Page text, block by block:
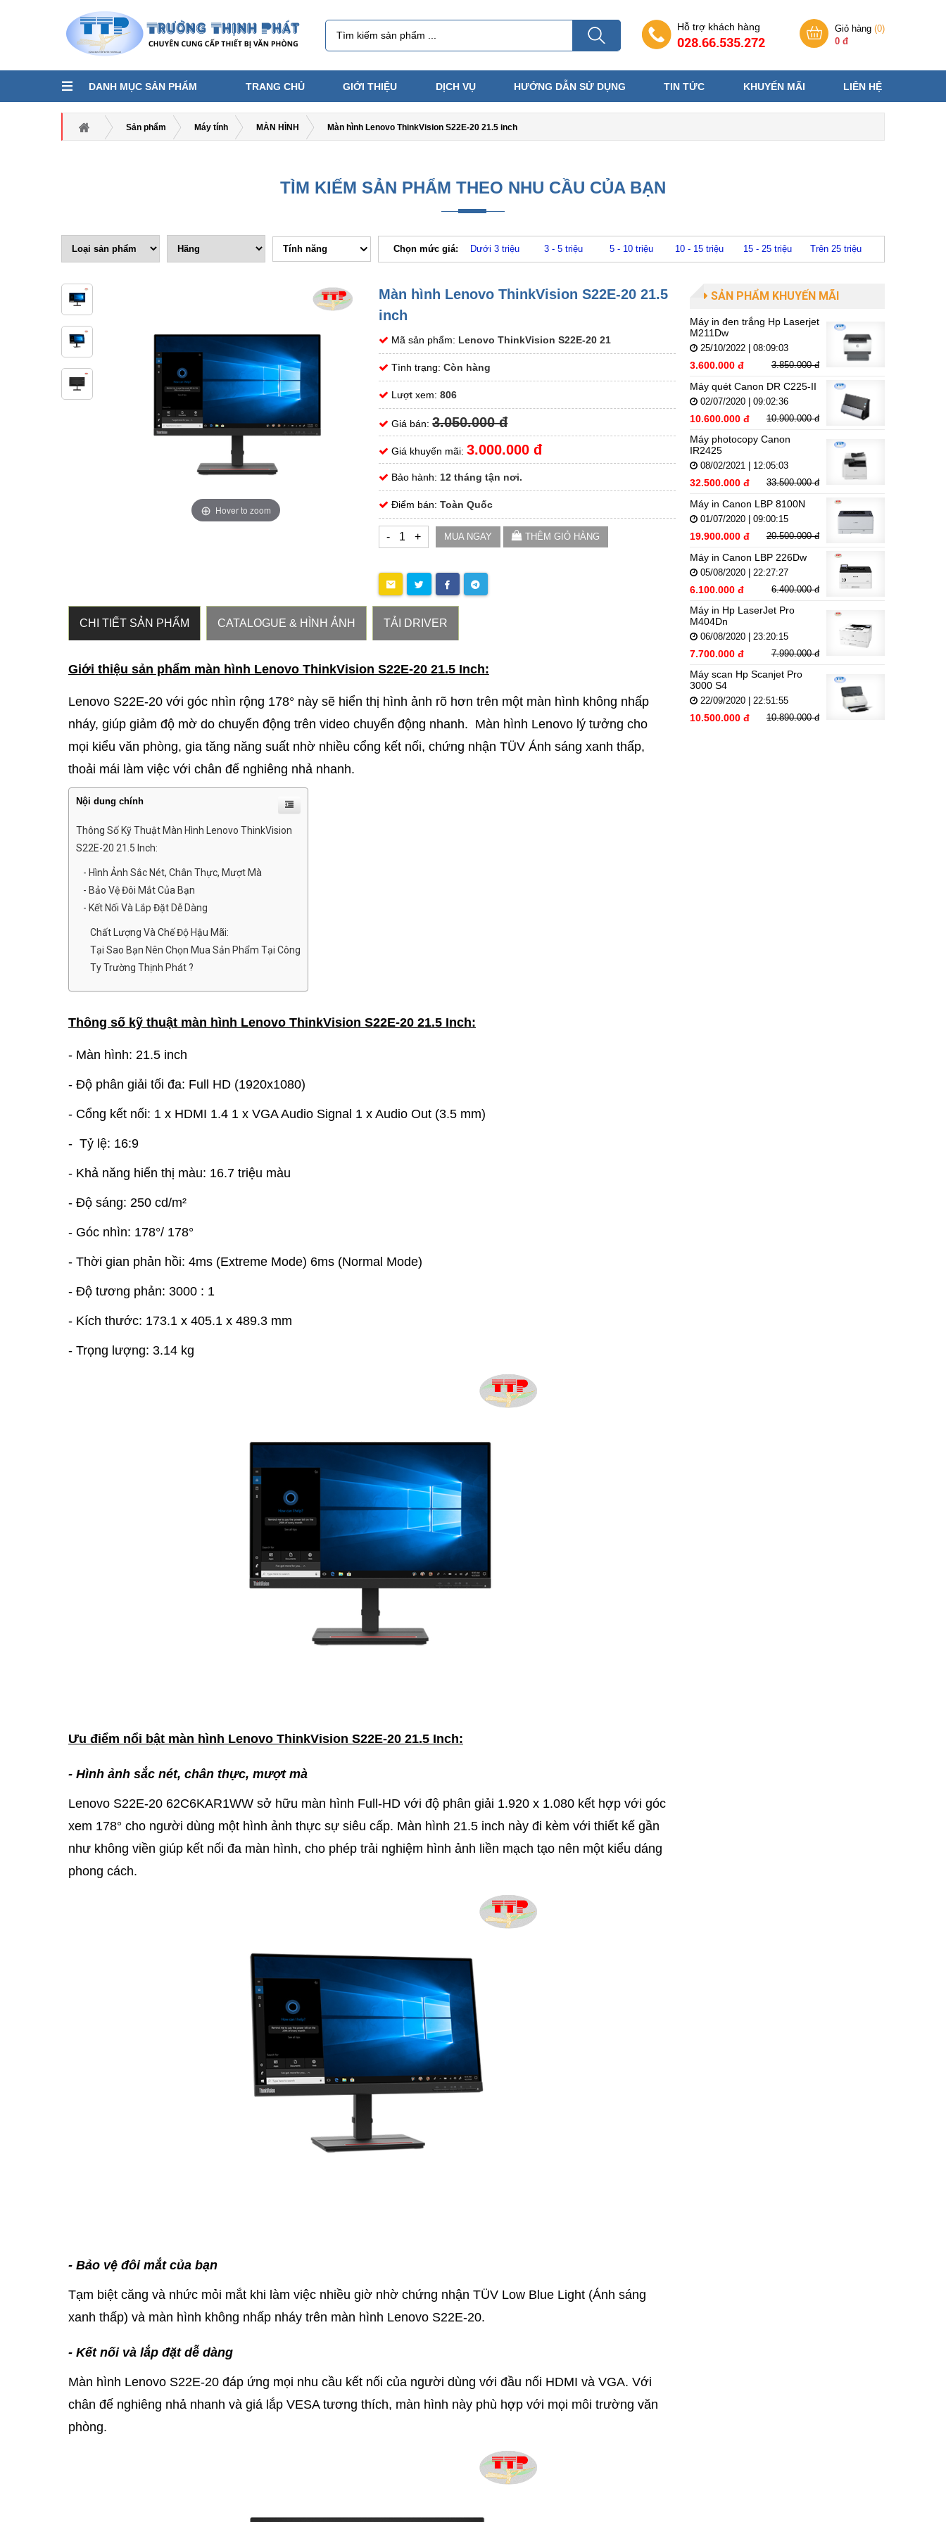
Hỗ trợ khách hàng
028.66.535.272
Giỏ hàng (0)
0 đ
DANH MỤC SẢN PHẨM TRANG CHỦ GIỚI THIỆU DỊCH VỤ HƯỚNG DẪN SỬ DỤNG TIN TỨC KHUYẾN MÃI LIÊN HỆ
Sản phẩm Máy tính MÀN HÌNH Màn hình Lenovo ThinkVision S22E-20 21.5 inch
TÌM KIẾM SẢN PHẨM THEO NHU CẦU CỦA BẠN
Tính năng Chọn mức giá: Dưới 3 triệu 3 - 5 triệu 5 - 10 triệu 10 - 15 triệu 15 - 25 triệu Trên 25 triệu
Hover to zoom
Màn hình Lenovo ThinkVision S22E-20 21.5
inch
Mã sản phẩm: Lenovo ThinkVision S22E-20 21
Tình trạng:Còn hàng
Lượt xem:806
Giá bán:3.050.000 đ
Giá khuyến mãi:3.000.000 đ
Bảo hành: 12 tháng tận nơi.
Điểm bán:Toàn Quốc
- + MUA NGAY THÊM GIỎ HÀNG
CHI TIẾT SẢN PHẨM CATALOGUE & HÌNH ẢNH TẢI DRIVER
Giới thiệu sản phẩm màn hình Lenovo ThinkVision S22E-20 21.5 Inch:
Lenovo S22E-20 với góc nhìn rộng 178° này sẽ hiển thị hình ảnh rõ hơn trên một màn hình không nhấp
nháy, giúp giảm độ mờ do chuyển động trên video chuyển động nhanh. Màn hình Lenovo lý tưởng cho
mọi kiểu văn phòng, gia tăng năng suất nhờ nhiều cổng kết nối, chứng nhận TÜV Ánh sáng xanh thấp,
thoải mái làm việc với chân đế nghiêng nhả nhanh.
Nội dung chính
Thông Số Kỹ Thuật Màn Hình Lenovo ThinkVision
S22E-20 21.5 Inch:
- Hình Ảnh Sắc Nét, Chân Thực, Mượt Mà
- Bảo Vệ Đôi Mắt Của Bạn
- Kết Nối Và Lắp Đặt Dễ Dàng
Chất Lượng Và Chế Độ Hậu Mãi:
Tại Sao Bạn Nên Chọn Mua Sản Phẩm Tại Công
Ty Trường Thịnh Phát ?
Thông số kỹ thuật màn hình Lenovo ThinkVision S22E-20 21.5 Inch:
- Màn hình: 21.5 inch
- Độ phân giải tối đa: Full HD (1920x1080)
- Cổng kết nối: 1 x HDMI 1.4 1 x VGA Audio Signal 1 x Audio Out (3.5 mm)
- Tỷ lệ: 16:9
- Khả năng hiển thị màu: 16.7 triệu màu
- Độ sáng: 250 cd/m²
- Góc nhìn: 178°/ 178°
- Thời gian phản hồi: 4ms (Extreme Mode) 6ms (Normal Mode)
- Độ tương phản: 3000 : 1
- Kích thước: 173.1 x 405.1 x 489.3 mm
- Trọng lượng: 3.14 kg
Ưu điểm nổi bật màn hình Lenovo ThinkVision S22E-20 21.5 Inch:
- Hình ảnh sắc nét, chân thực, mượt mà
Lenovo S22E-20 62C6KAR1WW sở hữu màn hình Full-HD với độ phân giải 1.920 x 1.080 kết hợp với góc
xem 178° cho người dùng một hình ảnh thực sự siêu cấp. Màn hình 21.5 inch này đi kèm với thiết kế gần
như không viền giúp kết nối đa màn hình, cho phép trải nghiệm hình ảnh liền mạch tạo nên một kiểu dáng
phong cách.
- Bảo vệ đôi mắt của bạn
Tạm biệt căng và nhức mỏi mắt khi làm việc nhiều giờ nhờ chứng nhận TÜV Low Blue Light (Ánh sáng
xanh thấp) và màn hình không nhấp nháy trên màn hình Lenovo S22E-20.
- Kết nối và lắp đặt dễ dàng
Màn hình Lenovo S22E-20 đáp ứng mọi nhu cầu kết nối của người dùng với đầu nối HDMI và VGA. Với
chân đế nghiêng nhả nhanh và giá lắp VESA tương thích, màn hình này phù hợp với mọi môi trường văn
phòng.
SẢN PHẨM KHUYẾN MÃI
Máy in đen trắng Hp Laserjet
M211Dw
25/10/2022 | 08:09:03
3.600.000 đ 3.850.000 đ
Máy quét Canon DR C225-II
02/07/2020 | 09:02:36
10.600.000 đ 10.900.000 đ
Máy photocopy Canon
IR2425
08/02/2021 | 12:05:03
32.500.000 đ 33.500.000 đ
Máy in Canon LBP 8100N
01/07/2020 | 09:00:15
19.900.000 đ 20.500.000 đ
Máy in Canon LBP 226Dw
05/08/2020 | 22:27:27
6.100.000 đ 6.400.000 đ
Máy in Hp LaserJet Pro
M404Dn
06/08/2020 | 23:20:15
7.700.000 đ 7.990.000 đ
Máy scan Hp Scanjet Pro
3000 S4
22/09/2020 | 22:51:55
10.500.000 đ 10.890.000 đ